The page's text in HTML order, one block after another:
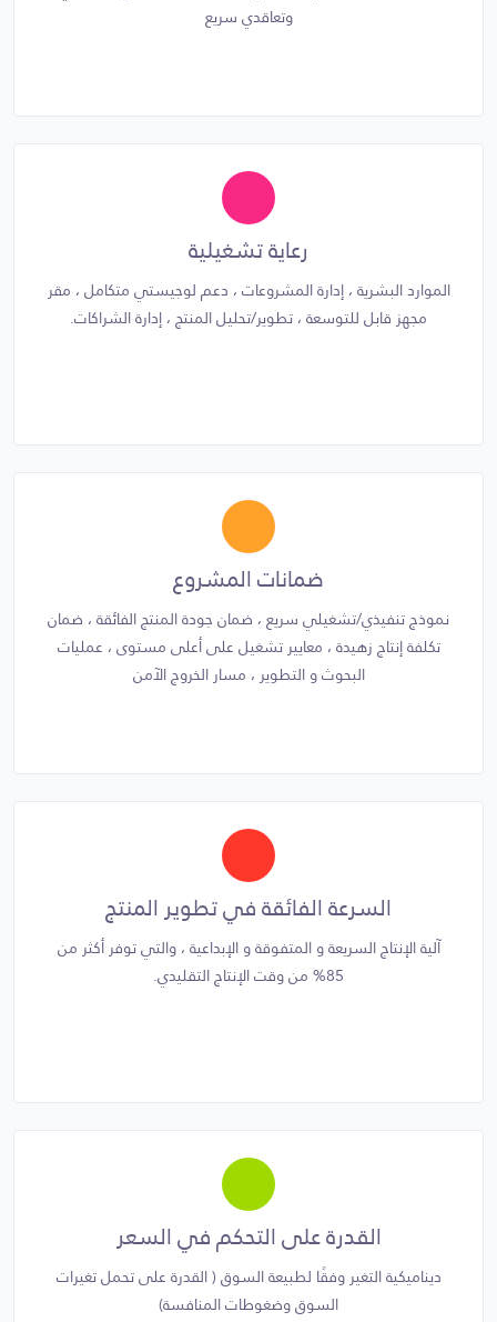
وتعاقدي سريع
رعاية تشغيلية
الموارد البشرية ، إدارة المشروعات ، دعم لوجيستي متكامل ، مقر
مجهز قابل للتوسعة ، تطوير/تحليل المنتج ، إدارة الشراكات.
ضمانات المشروع
نموذج تنفيذي/تشغيلي سريع ، ضمان جودة المنتج الفائقة ، ضمان
تكلفة إنتاج زهيدة ، معايير تشغيل على أعلى مستوى ، عمليات
البحوث و التطوير ، مسار الخروج الآمن
السرعة الفائقة في تطوير المنتج
آلية الإنتاج السريعة و المتفوقة و الإبداعية ، والتي توفر أكثر من
85% من وقت الإنتاج التقليدي.
القدرة على التحكم في السعر
ديناميكية التغير وفقًا لطبيعة السوق ( القدرة على تحمل تغيرات
السوق وضغوطات المنافسة)